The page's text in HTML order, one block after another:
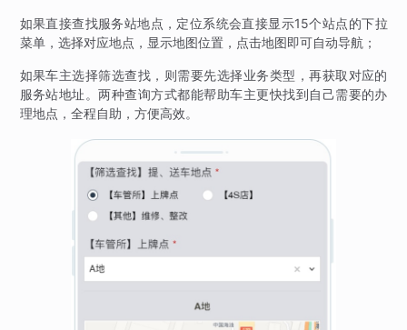
如果直接查找服务站地点，定位系统会直接显示15个站点的下拉
菜单，选择对应地点，显示地图位置，点击地图即可自动导航；
如果车主选择筛选查找，则需要先选择业务类型，再获取对应的
服务站地址。两种查询方式都能帮助车主更快找到自己需要的办
理地点，全程自助，方便高效。